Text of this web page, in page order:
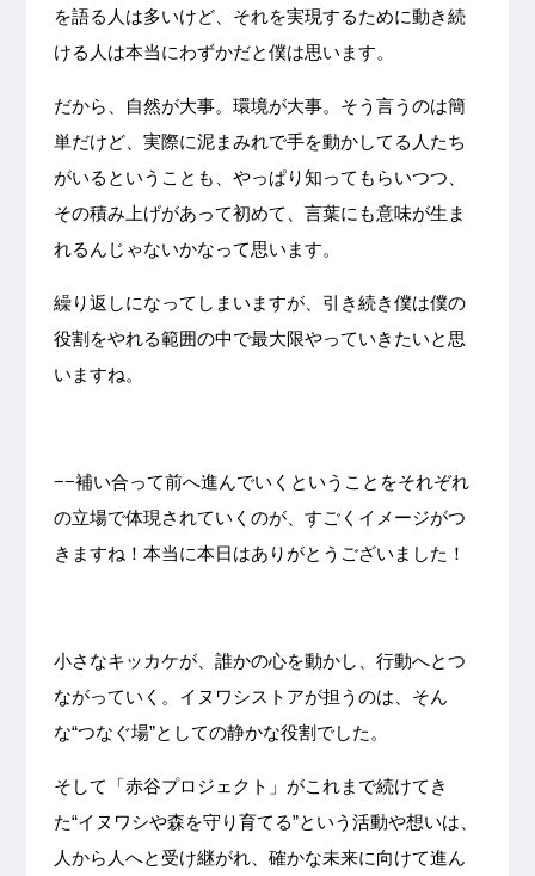
を語る人は多いけど、それを実現するために動き続
ける人は本当にわずかだと僕は思います。
だから、自然が大事。環境が大事。そう言うのは簡
単だけど、実際に泥まみれで手を動かしてる人たち
がいるということも、やっぱり知ってもらいつつ、
その積み上げがあって初めて、言葉にも意味が生ま
れるんじゃないかなって思います。
繰り返しになってしまいますが、引き続き僕は僕の
役割をやれる範囲の中で最大限やっていきたいと思
いますね。
−−補い合って前へ進んでいくということをそれぞれ
の立場で体現されていくのが、すごくイメージがつ
きますね！本当に本日はありがとうございました！
小さなキッカケが、誰かの心を動かし、行動へとつ
ながっていく。イヌワシストアが担うのは、そん
な“つなぐ場”としての静かな役割でした。
そして「赤谷プロジェクト」がこれまで続けてき
た“イヌワシや森を守り育てる”という活動や想いは、
人から人へと受け継がれ、確かな未来に向けて進ん